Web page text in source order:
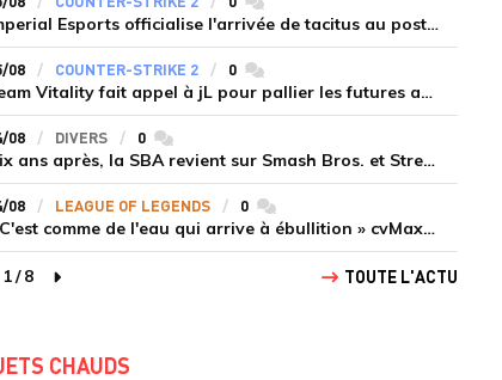
Imperial Esports officialise l'arrivée de tacitus au poste d'entraîneur
08 COUNTER-STRIKE 2 0commentaires
Team Vitality fait appel à jL pour pallier les futures absences d'apEX et mezii
08 DIVERS 0commentaires
Dix ans après, la SBA revient sur Smash Bros. et Street Fighter
08 LEAGUE OF LEGENDS 0commentaires
« C'est comme de l'eau qui arrive à ébullition » cvMax décrypte la montée en puissance de Dplus KIA
précédente
1/8
page suivante
TOUTE L'ACTU
CHAUDS